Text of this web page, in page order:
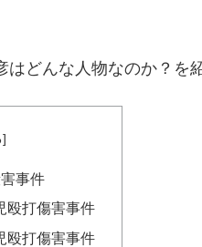
どんな人物なのか？を
事件
殴打傷害事件
殴打傷害事件